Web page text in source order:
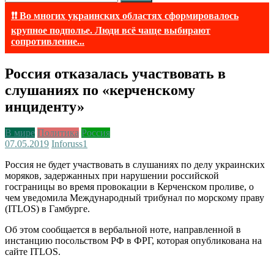
❗❗ Во многих украинских областях сформировалось
крупное подполье. Люди всё чаще выбирают
сопротивление...
Россия отказалась участвовать в
слушаниях по «керченскому
инциденту»
В мире Политика Россия
07.05.2019 Inforuss1
Россия не будет участвовать в слушаниях по делу украинских
моряков, задержанных при нарушении российской
госграницы во время провокации в Керченском проливе, о
чем уведомила Международный трибунал по морскому праву
(ITLOS) в Гамбурге.
Об этом сообщается в вербальной ноте, направленной в
инстанцию посольством РФ в ФРГ, которая опубликована на
сайте ITLOS.